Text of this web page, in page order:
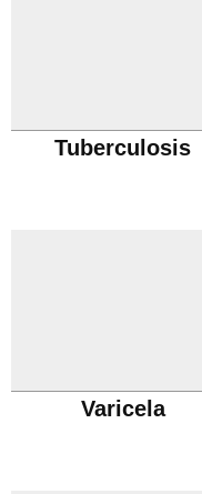
Tuberculosis
Varicela